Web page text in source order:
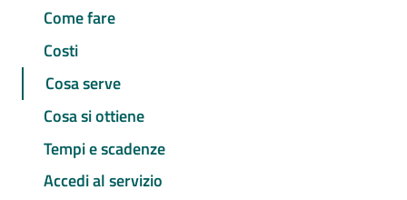
Come fare
Costi
Cosa serve
Cosa si ottiene
Tempi e scadenze
Accedi al servizio